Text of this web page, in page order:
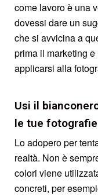
come lavoro è una
dovessi dare un
che si avvicina a
prima il marketing
applicarsi alla
Usi il
le tue
Lo adopero per
realtà. Non è
colori viene
concreti, per